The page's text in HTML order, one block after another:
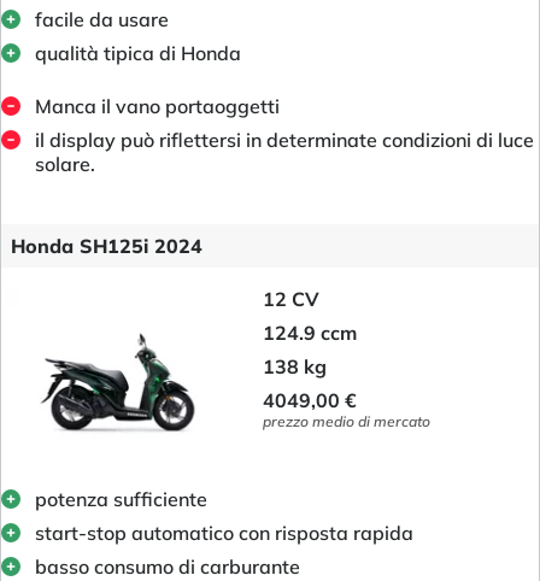
facile da usare
qualità tipica di Honda
Manca il vano portaoggetti
il display può riflettersi in determinate condizioni di luce
solare.
Honda SH125i 2024
12 CV
124.9 ccm
138 kg
4049,00 €
prezzo medio di mercato
potenza sufficiente
start-stop automatico con risposta rapida
basso consumo di carburante